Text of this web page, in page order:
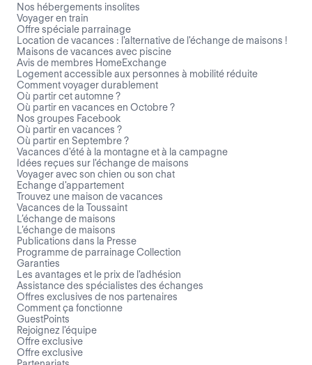
Nos hébergements insolites
Voyager en train
Offre spéciale parrainage
Location de vacances : l'alternative de l'échange de maisons !
Maisons de vacances avec piscine
Avis de membres HomeExchange
Logement accessible aux personnes à mobilité réduite
Comment voyager durablement
Où partir cet automne ?
Où partir en vacances en Octobre ?
Nos groupes Facebook
Où partir en vacances ?
Où partir en Septembre ?
Vacances d'été à la montagne et à la campagne
Idées reçues sur l'échange de maisons
Voyager avec son chien ou son chat
Echange d'appartement
Trouvez une maison de vacances
Vacances de la Toussaint
L’échange de maisons
L’échange de maisons
Publications dans la Presse
Programme de parrainage Collection
Garanties
Les avantages et le prix de l'adhésion
Assistance des spécialistes des échanges
Offres exclusives de nos partenaires
Comment ça fonctionne
GuestPoints
Rejoignez l'équipe
Offre exclusive
Offre exclusive